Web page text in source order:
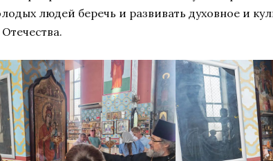
людей беречь и развивать духовное и